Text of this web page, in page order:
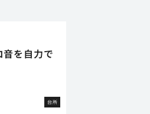
を自力で
台所